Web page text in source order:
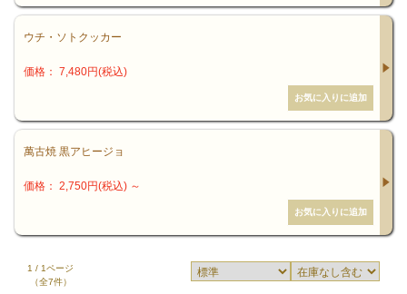
ウチ・ソトクッカー
価格： 7,480円(税込)
萬古焼 黒アヒージョ
価格： 2,750円(税込) ～
1 / 1ページ
（全7件）